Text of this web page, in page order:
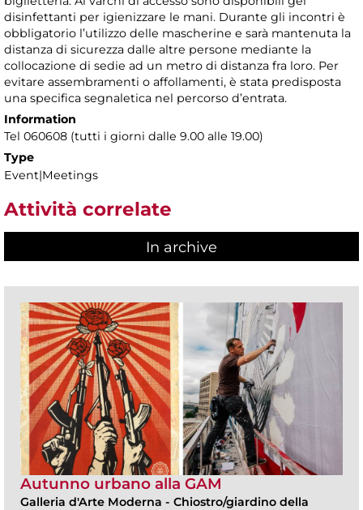
disinfettanti per igienizzare le mani. Durante gli incontri è
obbligatorio l’utilizzo delle mascherine e sarà mantenuta la
distanza di sicurezza dalle altre persone mediante la
collocazione di sedie ad un metro di distanza fra loro. Per
evitare assembramenti o affollamenti, è stata predisposta
una specifica segnaletica nel percorso d’entrata.
Information
Tel 060608 (tutti i giorni dalle 9.00 alle 19.00)
Type
Event|Meetings
Attività correlate
In archive
Autunno urbano alla GAM
Galleria d'Arte Moderna - Chiostro/giardino della